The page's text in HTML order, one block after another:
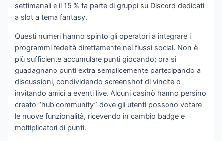
settimanali e il 15 % fa parte di gruppi su Discord dedicati
a slot a tema fantasy.
Questi numeri hanno spinto gli operatori a integrare i
programmi fedeltà direttamente nei flussi social. Non è
più sufficiente accumulare punti giocando; ora si
guadagnano punti extra semplicemente partecipando a
discussioni, condividendo screenshot di vincite o
invitando amici a eventi live. Alcuni casinò hanno persino
creato “hub community” dove gli utenti possono votare
le nuove funzionalità, ricevendo in cambio badge e
moltiplicatori di punti.